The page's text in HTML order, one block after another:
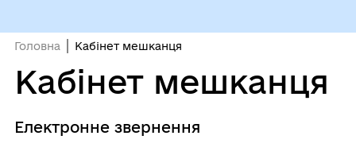
Головна Кабінет мешканця
Кабінет мешканця
Електронне звернення